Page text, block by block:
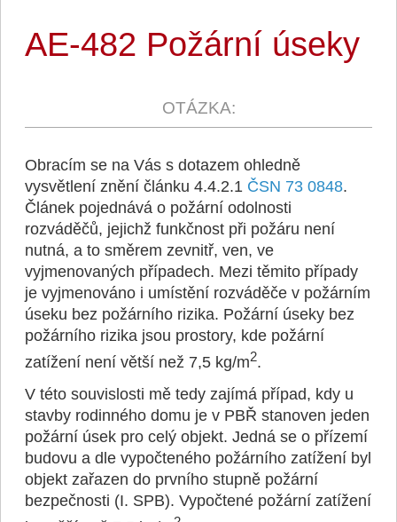
AE-482 Požární úseky
Obracím se na Vás s dotazem ohledně
vysvětlení znění článku 4.4.2.1 ČSN 73 0848.
Článek pojednává o požární odolnosti
rozváděčů, jejichž funkčnost při požáru není
nutná, a to směrem zevnitř, ven, ve
vyjmenovaných případech. Mezi těmito případy
je vyjmenováno i umístění rozváděče v požárním
úseku bez požárního rizika. Požární úseky bez
požárního rizika jsou prostory, kde požární
zatížení není větší než 7,5 kg/m2.
V této souvislosti mě tedy zajímá případ, kdy u
stavby rodinného domu je v PBŘ stanoven jeden
požární úsek pro celý objekt. Jedná se o přízemí
budovu a dle vypočteného požárního zatížení byl
objekt zařazen do prvního stupně požární
bezpečnosti (I. SPB). Vypočtené požární zatížení